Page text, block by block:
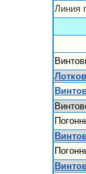
Линия